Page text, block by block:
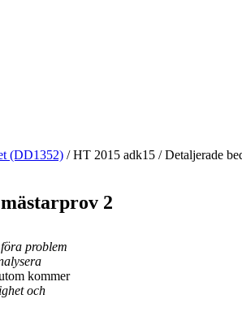
(DD1352) /HT 2015 adk15 /Detaljerade
2
problem
kommer
och